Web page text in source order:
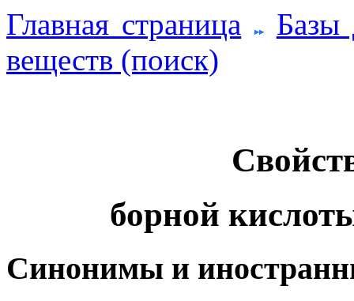
Главная страница
Базы
веществ (поиск)
борной
Синонимы и